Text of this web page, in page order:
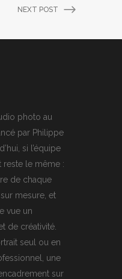
NEXT POST
photo au
par Philippe
si l’équipe
reste le même :
de chaque
mesure, et
vue un
de créativité.
seul ou en
une
sur